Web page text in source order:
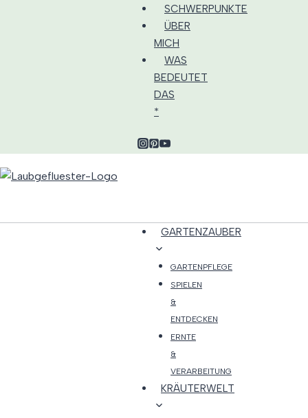
SCHWERPUNKTE
ÜBER
MICH
WAS
BEDEUTET
DAS
*
GARTENZAUBER
GARTENPFLEGE
SPIELEN
&
ENTDECKEN
ERNTE
&
VERARBEITUNG
KRÄUTERWELT